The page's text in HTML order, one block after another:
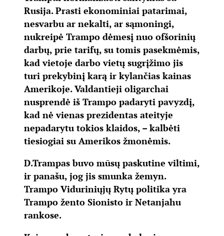
Rusija. Prasti ekonominiai patarimai,
nesvarbu ar nekalti, ar sąmoningi,
nukreipė Trampo dėmesį nuo ofšorinių
darbų, prie tarifų, su tomis pasekmėmis,
kad vietoje darbo vietų sugrįžimo jis
turi prekybinį karą ir kylančias kainas
Amerikoje. Valdantieji oligarchai
nusprendė iš Trampo padaryti pavyzdį,
kad nė vienas prezidentas ateityje
nepadarytu tokios klaidos, – kalbėti
tiesiogiai su Amerikos žmonėmis.
D.Trampas buvo mūsų paskutine viltimi,
ir panašu, jog jis smunka žemyn.
Trampo Viduriniųjų Rytų politika yra
Trampo žento Sionisto ir Netanjahu
rankose.